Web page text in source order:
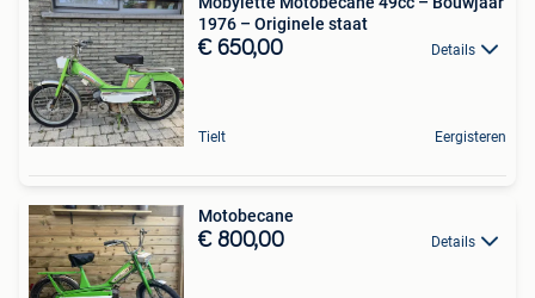
1976 – Originele staat
€ 650,00 Details
Tielt Eergisteren
Motobecane
€ 800,00 Details